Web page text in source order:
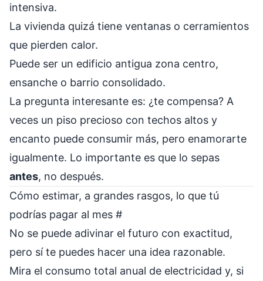
intensiva.
La vivienda quizá tiene ventanas o cerramientos
que pierden calor.
Puede ser un edificio antigua zona centro,
ensanche o barrio consolidado.
La pregunta interesante es: ¿te compensa? A
veces un piso precioso con techos altos y
encanto puede consumir más, pero enamorarte
igualmente. Lo importante es que lo sepas
antes, no después.
Cómo estimar, a grandes rasgos, lo que tú
podrías pagar al mes #
No se puede adivinar el futuro con exactitud,
pero sí te puedes hacer una idea razonable.
Mira el consumo total anual de electricidad y, si